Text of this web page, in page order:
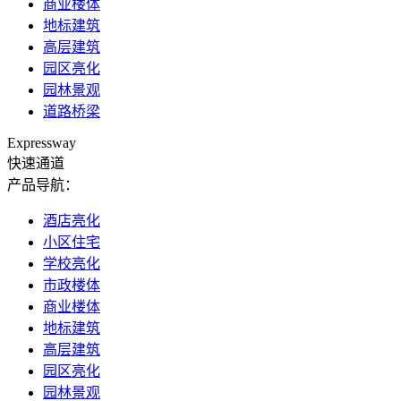
商业楼体
地标建筑
高层建筑
园区亮化
园林景观
道路桥梁
Expressway
快速通道
产品导航：
酒店亮化
小区住宅
学校亮化
市政楼体
商业楼体
地标建筑
高层建筑
园区亮化
园林景观